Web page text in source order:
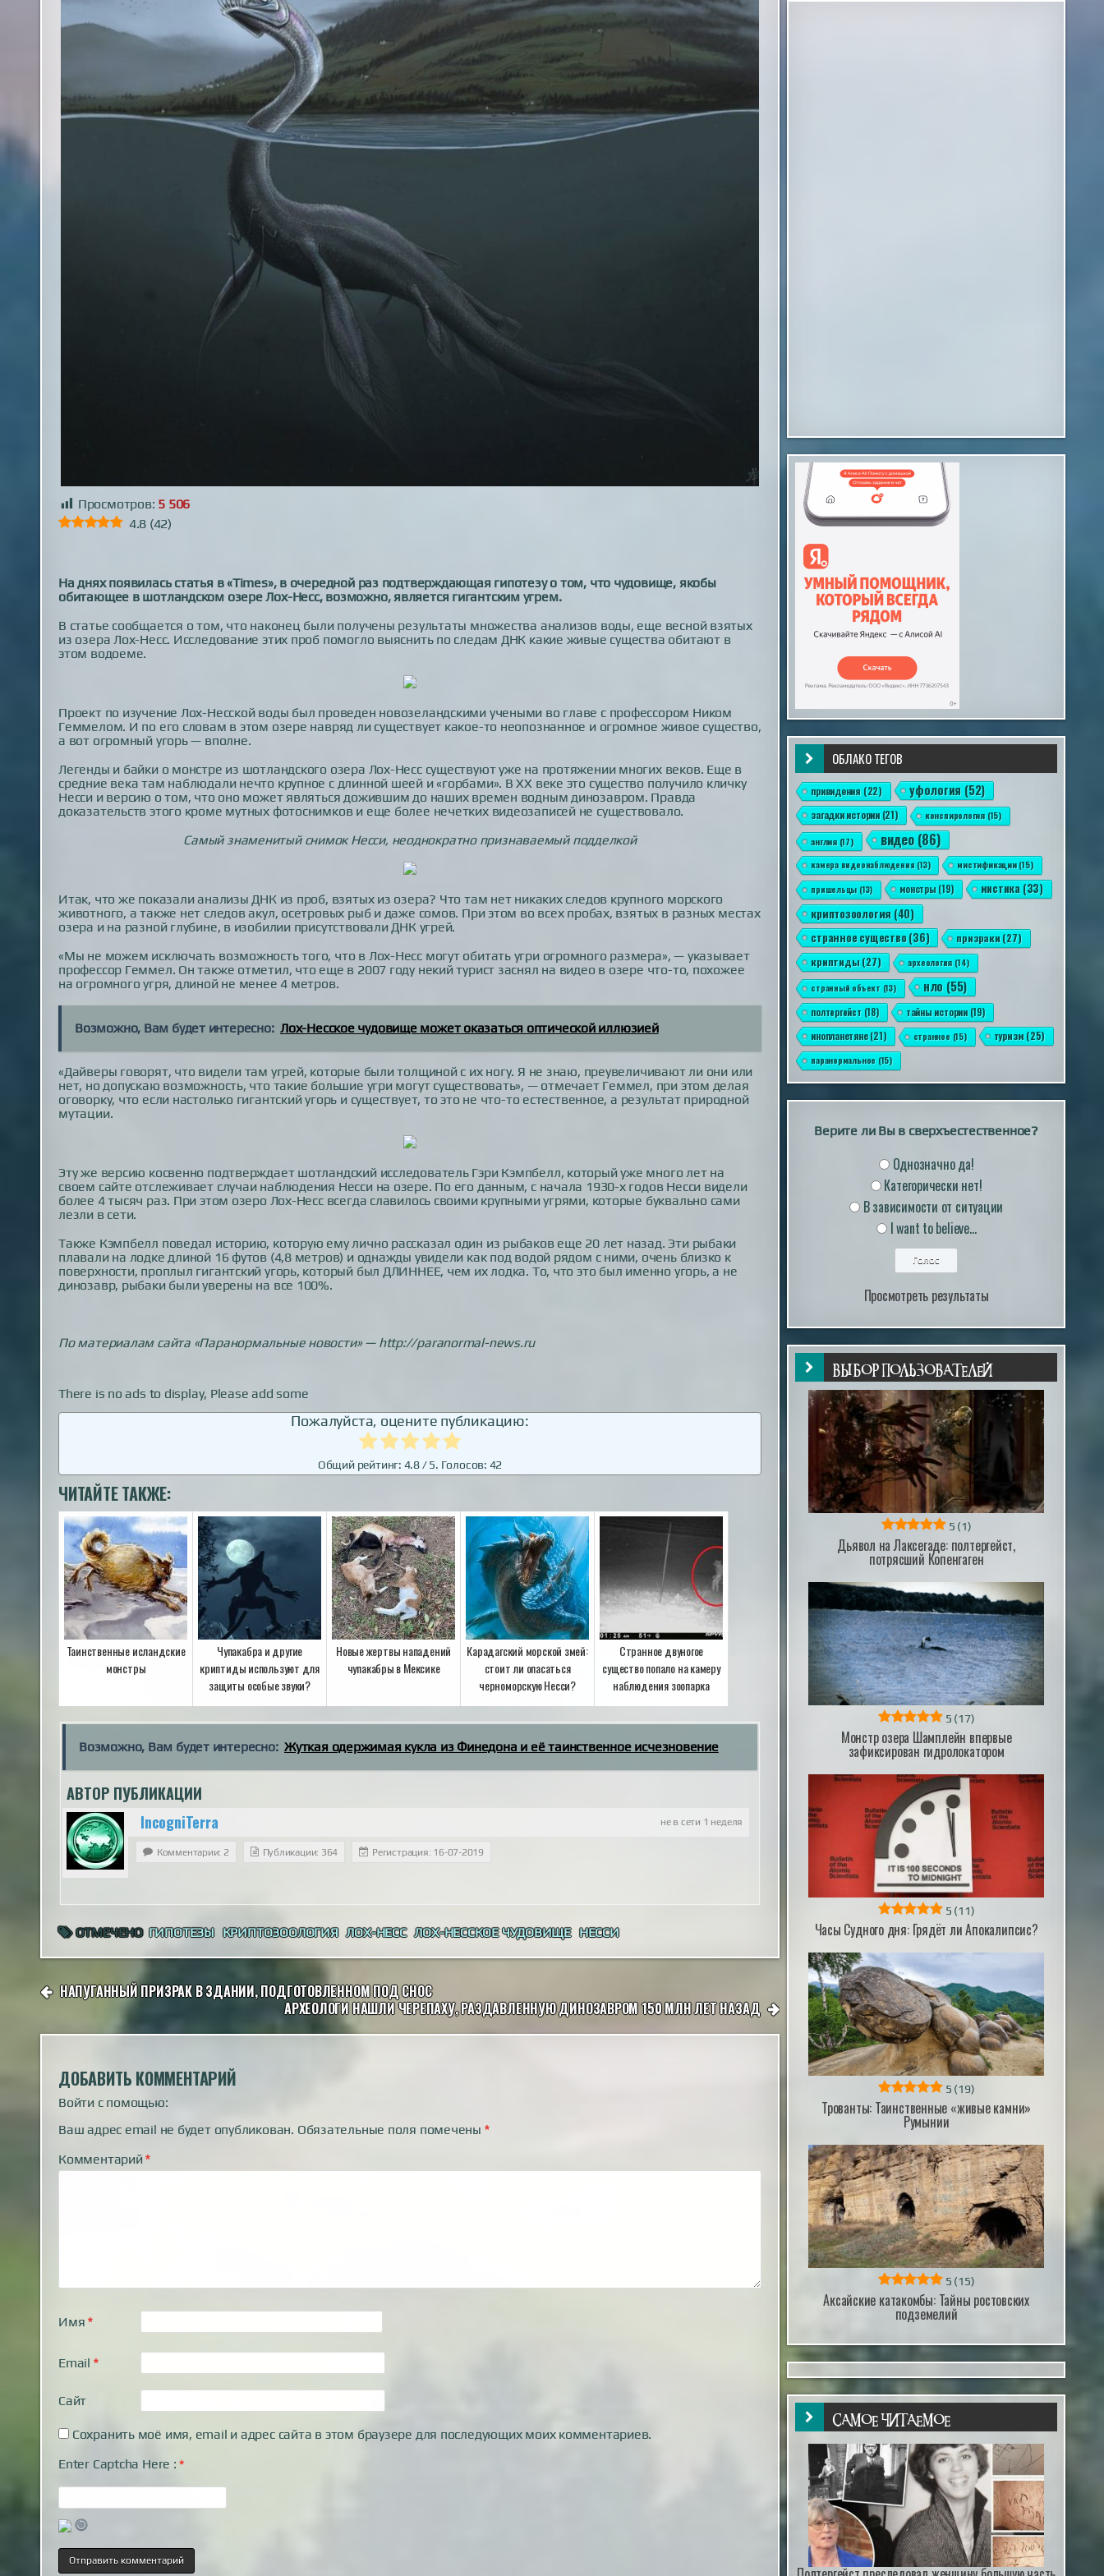
Просмотров: 5 506
4.8 (42)
На днях появилась статья в «Times», в очередной раз подтверждающая гипотезу о том, что чудовище, якобы
обитающее в шотландском озере Лох-Несс, возможно, является гигантским угрем.
В статье сообщается о том, что наконец были получены результаты множества анализов воды, еще весной взятых
из озера Лох-Несс. Исследование этих проб помогло выяснить по следам ДНК какие живые существа обитают в
этом водоеме.
Проект по изучение Лох-Несской воды был проведен новозеландскими учеными во главе с профессором Ником
Геммелом. И по его словам в этом озере навряд ли существует какое-то неопознанное и огромное живое существо,
а вот огромный угорь — вполне.
Легенды и байки о монстре из шотландского озера Лох-Несс существуют уже на протяжении многих веков. Еще в
средние века там наблюдали нечто крупное с длинной шеей и «горбами». В ХХ веке это существо получило кличку
Несси и версию о том, что оно может являться дожившим до наших времен водным динозавром. Правда
доказательств этого кроме мутных фотоснимков и еще более нечетких видеозаписей не существовало.
Самый знаменитый снимок Несси, неоднократно признаваемый подделкой
Итак, что же показали анализы ДНК из проб, взятых из озера? Что там нет никаких следов крупного морского
животного, а также нет следов акул, осетровых рыб и даже сомов. При этом во всех пробах, взятых в разных местах
озера и на разной глубине, в изобилии присутствовали ДНК угрей.
«Мы не можем исключать возможность того, что в Лох-Несс могут обитать угри огромного размера», — указывает
профессор Геммел. Он также отметил, что еще в 2007 году некий турист заснял на видео в озере что-то, похожее
на огромного угря, длиной не менее 4 метров.
Возможно, Вам будет интересно: Лох-Несское чудовище может оказаться оптической иллюзией
«Дайверы говорят, что видели там угрей, которые были толщиной с их ногу. Я не знаю, преувеличивают ли они или
нет, но допускаю возможность, что такие большие угри могут существовать», — отмечает Геммел, при этом делая
оговорку, что если настолько гигантский угорь и существует, то это не что-то естественное, а результат природной
мутации.
Эту же версию косвенно подтверждает шотландский исследователь Гэри Кэмпбелл, который уже много лет на
своем сайте отслеживает случаи наблюдения Несси на озере. По его данным, с начала 1930-х годов Несси видели
более 4 тысяч раз. При этом озеро Лох-Несс всегда славилось своими крупными угрями, которые буквально сами
лезли в сети.
Также Кэмпбелл поведал историю, которую ему лично рассказал один из рыбаков еще 20 лет назад. Эти рыбаки
плавали на лодке длиной 16 футов (4,8 метров) и однажды увидели как под водой рядом с ними, очень близко к
поверхности, проплыл гигантский угорь, который был ДЛИННЕЕ, чем их лодка. То, что это был именно угорь, а не
динозавр, рыбаки были уверены на все 100%.
По материалам сайта «Паранормальные новости» — http://paranormal-news.ru
There is no ads to display, Please add some
Пожалуйста, оцените публикацию:
Общий рейтинг: 4.8/ 5. Голосов: 42
ЧИТАЙТЕ ТАКЖЕ:
Таинственные исландские
монстры
Чупакабра и другие
криптиды используют для
защиты особые звуки?
Новые жертвы нападений
чупакабры в Мексике
Карадагский морской змей:
стоит ли опасаться
черноморскую Несси?
Странное двуногое
существо попало на камеру
наблюдения зоопарка
Возможно, Вам будет интересно: Жуткая одержимая кукла из Финедона и её таинственное исчезновение
АВТОР ПУБЛИКАЦИИ
не в сети 1 неделя
IncogniTerra
Комментарии: 2 Публикации: 364 Регистрация: 16-07-2019
ОТМЕЧЕНО ГИПОТЕЗЫ КРИПТОЗООЛОГИЯ ЛОХ-НЕСС ЛОХ-НЕССКОЕ ЧУДОВИЩЕ НЕССИ
НАВИГАЦИЯ
ЗАПИСЯМ
НАПУГАННЫЙ ПРИЗРАК В ЗДАНИИ, ПОДГОТОВЛЕННОМ ПОД СНОС
АРХЕОЛОГИ НАШЛИ ЧЕРЕПАХУ, РАЗДАВЛЕННУЮ ДИНОЗАВРОМ 150 МЛН ЛЕТ НАЗАД
ДОБАВИТЬ КОММЕНТАРИЙ
Войти с помощью:
Ваш адрес email не будет опубликован. Обязательные поля помечены *
Комментарий*
Имя*
Email *
Сайт
Сохранить моё имя, email и адрес сайта в этом браузере для последующих моих комментариев.
Enter Captcha Here :*
ОБЛАКО ТЕГОВ
привидения (22) уфология (52)
загадки истории(21) конспирология(15)
англия(17) видео(86)
камера видеонаблюдения(13) мистификации(15)
пришельцы(13) монстры(19) мистика (33)
криптозоология (40)
странное существо(36) призраки(27)
криптиды(27) археология(14)
странный объект(13) нло (55)
полтергейст(18) тайны истории(19)
инопланетяне(21) странное(15) туризм(25)
паранормальное (15)
Верите ли Вы в сверхъестественное?
Однозначно да!
Категорически нет!
В зависимости от ситуации
I want to believe...
Просмотреть результаты
ВЫБОР ПОЛЬЗОВАТЕЛЕЙ
5 (1)
Дьявол на Лаксегаде: полтергейст,
потрясший Копенгаген
5 (17)
Монстр озера Шамплейн впервые
зафиксирован гидролокатором
5 (11)
Часы Судного дня: Грядёт ли Апокалипсис?
5 (19)
Трованты: Таинственные «живые камни»
Румынии
5 (15)
Аксайские катакомбы: Тайны ростовских
подземелий
САМОЕ ЧИТАЕМОЕ